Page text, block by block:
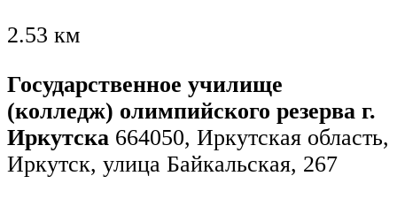
2.53 км
Государственное училище
(колледж) олимпийского резерва г.
Иркутска 664050, Иркутская область,
Иркутск, улица Байкальская, 267